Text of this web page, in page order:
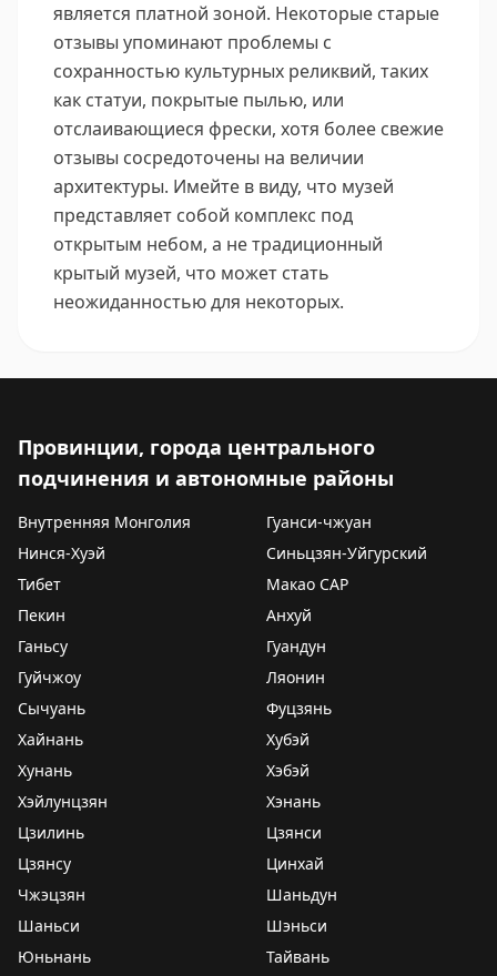
является платной зоной. Некоторые старые
отзывы упоминают проблемы с
сохранностью культурных реликвий, таких
как статуи, покрытые пылью, или
отслаивающиеся фрески, хотя более свежие
отзывы сосредоточены на величии
архитектуры. Имейте в виду, что музей
представляет собой комплекс под
открытым небом, а не традиционный
крытый музей, что может стать
неожиданностью для некоторых.
Провинции, города центрального
подчинения и автономные районы
Внутренняя Монголия
Гуанси-чжуан
Нинся-Хуэй
Синьцзян-Уйгурский
Тибет
Макао САР
Пекин
Анхуй
Ганьсу
Гуандун
Гуйчжоу
Ляонин
Сычуань
Фуцзянь
Хайнань
Хубэй
Хунань
Хэбэй
Хэйлунцзян
Хэнань
Цзилинь
Цзянси
Цзянсу
Цинхай
Чжэцзян
Шаньдун
Шаньси
Шэньси
Юньнань
Тайвань